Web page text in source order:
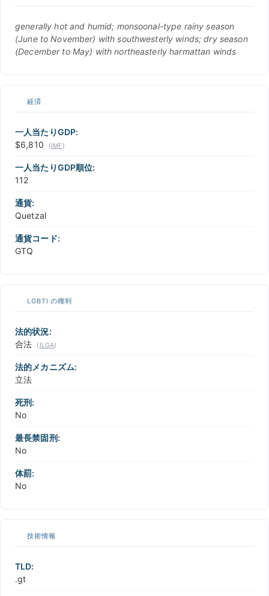
generally hot and humid; monsoonal-type rainy season
(June to November) with southwesterly winds; dry season
(December to May) with northeasterly harmattan winds
経済
一人当たりGDP:
$6,810
(IMF)
一人当たりGDP順位:
112
通貨:
Quetzal
通貨コード:
GTQ
LGBTI の権利
法的状況:
合法
( ILGA)
法的メカニズム:
立法
死刑:
No
最長禁固刑:
No
体罰:
No
技術情報
TLD:
.gt